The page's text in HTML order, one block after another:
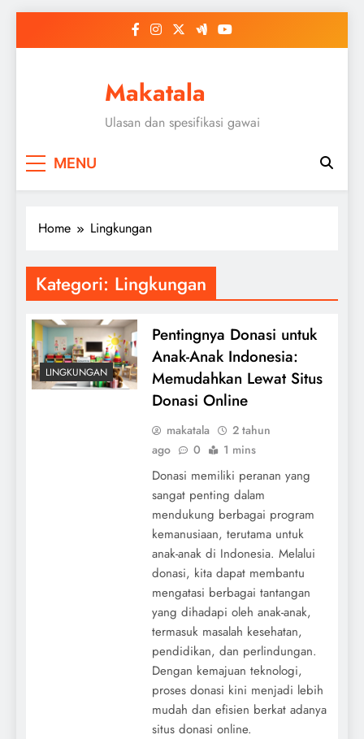
Makatala
Ulasan dan spesifikasi gawai
MENU
Home Lingkungan
Kategori: Lingkungan
LINGKUNGAN
Pentingnya Donasi untuk
Anak-Anak Indonesia:
Memudahkan Lewat Situs
Donasi Online
makatala
2 tahun
ago
0 1 mins
Donasi memiliki peranan yang
sangat penting dalam
mendukung berbagai program
kemanusiaan, terutama untuk
anak-anak di Indonesia. Melalui
donasi, kita dapat membantu
mengatasi berbagai tantangan
yang dihadapi oleh anak-anak,
termasuk masalah kesehatan,
pendidikan, dan perlindungan.
Dengan kemajuan teknologi,
proses donasi kini menjadi lebih
mudah dan efisien berkat adanya
situs donasi online.